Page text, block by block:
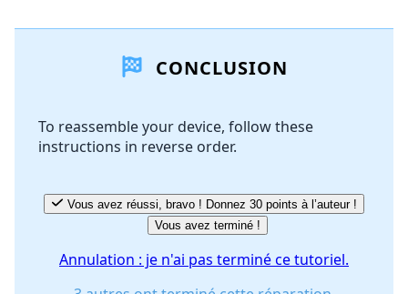
Ajouter un commentaire
Annuler Publier un commentaire
CONCLUSION
To reassemble your device, follow these
instructions in reverse order.
Vous avez réussi, bravo ! Donnez 30 points à l’auteur !
Vous avez terminé !
Annulation : je n'ai pas terminé ce tutoriel.